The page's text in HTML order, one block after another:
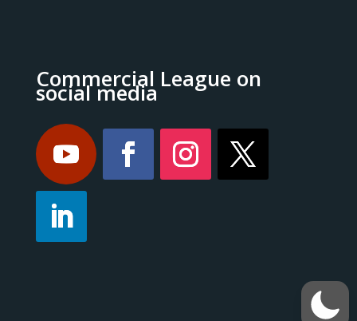
Commercial League on
social media